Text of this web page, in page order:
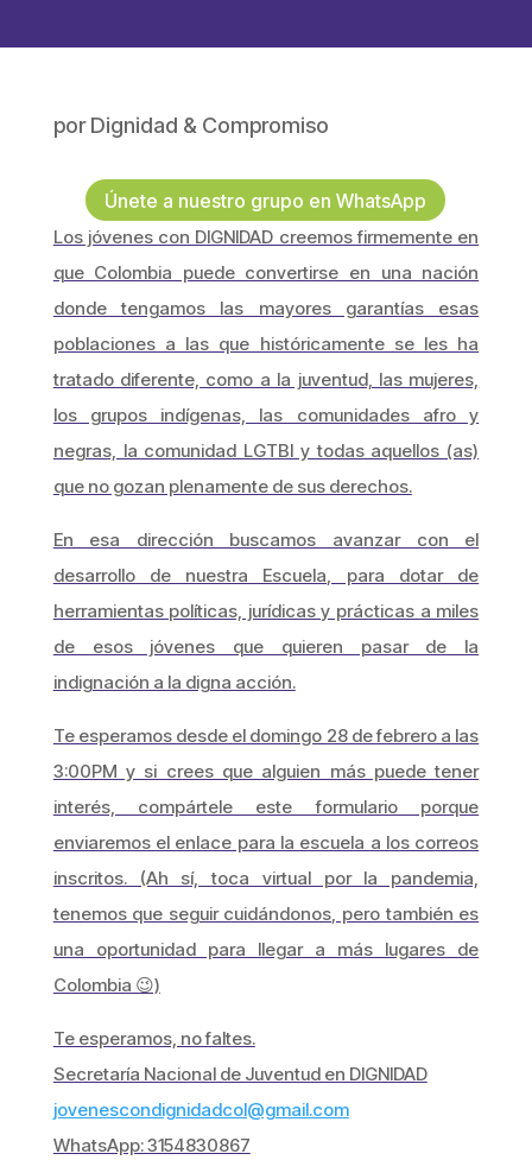
porDignidad & Compromiso
Únete a nuestro grupo en WhatsApp
Los jóvenes con DIGNIDAD creemos firmemente en
que Colombia puede convertirse en una nación
donde tengamos las mayores garantías esas
poblaciones a las que históricamente se les ha
tratado diferente, como a la juventud, las mujeres,
los grupos indígenas, las comunidades afro y
negras, la comunidad LGTBI y todas aquellos (as)
que no gozan plenamente de sus derechos.
En esa dirección buscamos avanzar con el
desarrollo de nuestra Escuela, para dotar de
herramientas políticas, jurídicas y prácticas a miles
de esos jóvenes que quieren pasar de la
indignación a la digna acción.
Te esperamos desde el domingo 28 de febrero a las
3:00PM y si crees que alguien más puede tener
interés, compártele este formulario porque
enviaremos el enlace para la escuela a los correos
inscritos. (Ah sí, toca virtual por la pandemia,
tenemos que seguir cuidándonos, pero también es
una oportunidad para llegar a más lugares de
Colombia 😉)
Te esperamos, no faltes.
Secretaría Nacional de Juventud en DIGNIDAD
jovenescondignidadcol@gmail.com
WhatsApp: 3154830867